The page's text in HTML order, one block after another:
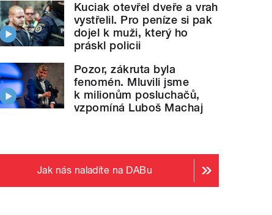
Kuciak otevřel dveře a vrah
vystřelil. Pro peníze si pak
dojel k muži, který ho
práskl policii
Pozor, zákruta byla
fenomén. Mluvili jsme
k milionům posluchačů,
vzpomíná Luboš Machaj
Jak nás naladíte na DABu